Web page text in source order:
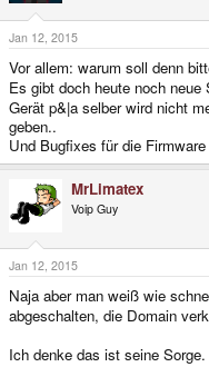
Jan 12, 2015
Vor allem: warum soll denn
Es gibt doch heute noch neue
Gerät p&|a selber wird nicht
geben..
Und Bugfixes für die
MrLimatex
Voip Guy
Jan 12, 2015
Naja aber man weiß wie
abgeschalten, die Domain
Ich denke das ist seine Sorge.